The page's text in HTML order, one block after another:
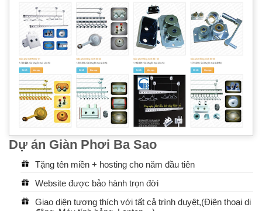
Dự án Giàn Phơi Ba Sao
Tặng tên miền + hosting cho năm đầu tiên
Website được bảo hành trọn đời
Giao diện tương thích với tất cả trình duyệt,(Điện thoại di